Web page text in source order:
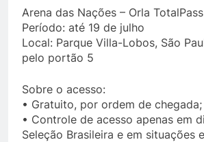
Arena das Nações – Orla TotalPass
Período: até 19 de julho
Local: Parque Villa-Lobos, São
pelo portão 5
Sobre o acesso:
• Gratuito, por ordem de chegada;
• Controle de acesso apenas em
Seleção Brasileira e em situações